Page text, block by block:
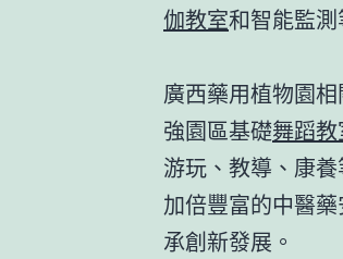
伽教室和智能監測
廣西藥用植物園
強園區基礎舞蹈教
游玩、教導、康
加倍豐富的中醫
承創新發展。